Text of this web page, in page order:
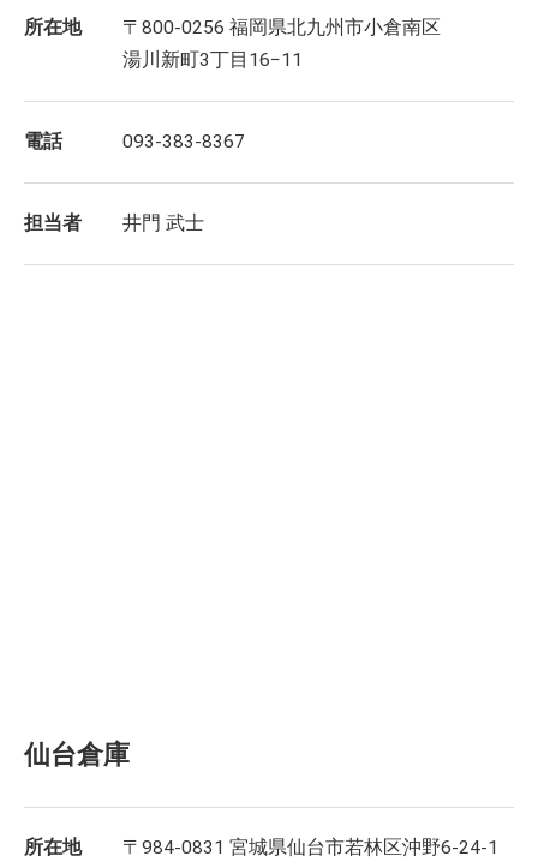
所在地
〒800-0256 福岡県北九州市小倉南区
湯川新町3丁目16−11
電話 093-383-8367
担当者 井門 武士
仙台倉庫
所在地 〒984-0831 宮城県仙台市若林区沖野6-24-1